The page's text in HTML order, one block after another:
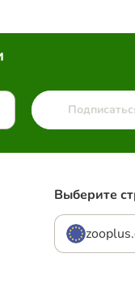
Выберите